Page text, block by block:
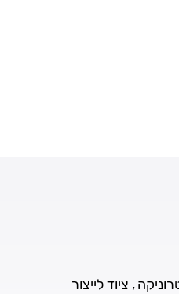
, ציוד לייצור